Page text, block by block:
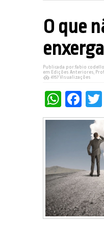
O que
Publicada por:fabio
em Edições Anteriores,
4157 Visualizações